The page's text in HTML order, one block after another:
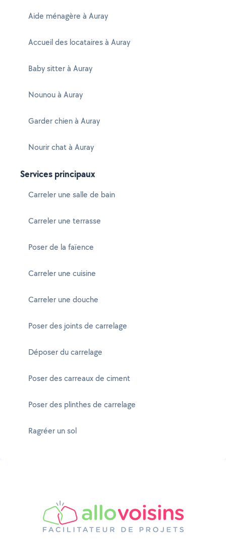
Aide ménagère à Auray
Accueil des locataires à Auray
Baby sitter à Auray
Nounou à Auray
Garder chien à Auray
Nourir chat à Auray
Services principaux
Carreler une salle de bain
Carreler une terrasse
Poser de la faïence
Carreler une cuisine
Carreler une douche
Poser des joints de carrelage
Déposer du carrelage
Poser des carreaux de ciment
Poser des plinthes de carrelage
Ragréer un sol